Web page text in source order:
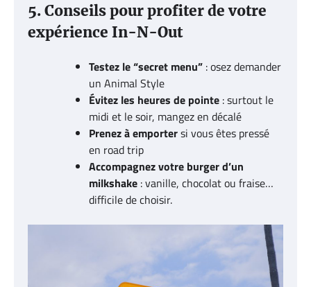
5. Conseils pour profiter de votre
expérience In-N-Out
Testez le “secret menu” : osez demander
un Animal Style
Évitez les heures de pointe : surtout le
midi et le soir, mangez en décalé
Prenez à emportersi vous êtes pressé
en road trip
Accompagnez votre burger d’un
milkshake : vanille, chocolat ou fraise…
difficile de choisir.